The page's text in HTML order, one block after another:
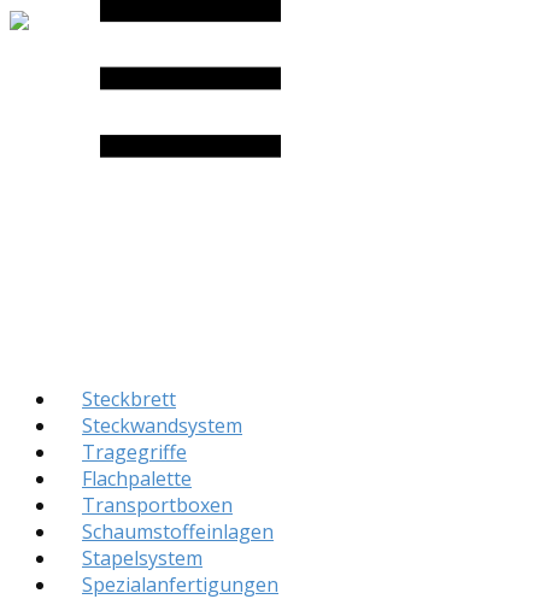
Steckbrett
Steckwandsystem
Tragegriffe
Flachpalette
Transportboxen
Schaumstoffeinlagen
Stapelsystem
Spezialanfertigungen